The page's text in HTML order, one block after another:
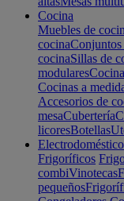
Cocina
Muebles de
cocinaConjuntos
cocinaSillas de
modulares
Cocinas a
Accesorios de
mesaCubertería
licoresBotellas
Frigoríficos
combiVinotecas
pequeños